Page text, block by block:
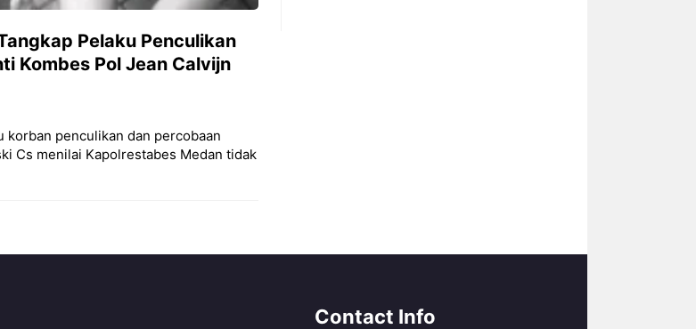
Pelaku Penculikan
Kombes Pol Jean Calvijn
korban penculikan dan percobaan
Cs menilai Kapolrestabes Medan tidak
Contact Info